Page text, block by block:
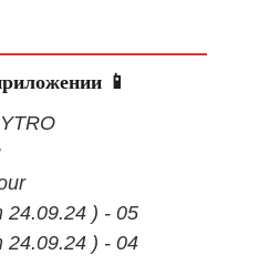
📱
) - 05
) - 04